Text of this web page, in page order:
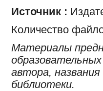
Источник :
Количество
Материалы
автора,
библиотеки.